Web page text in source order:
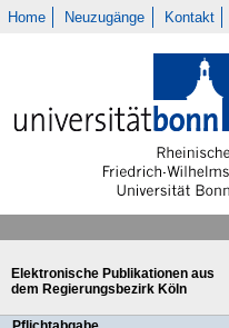
Home Neuzugänge Kontakt
Elektronische Publikationen aus
dem Regierungsbezirk Köln